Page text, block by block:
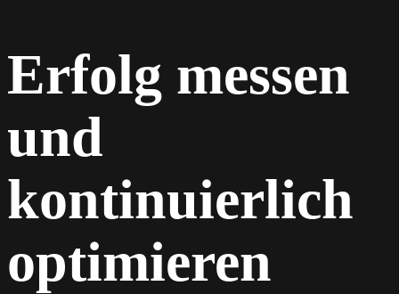
Erfolg messen
und
kontinuierlich
optimieren